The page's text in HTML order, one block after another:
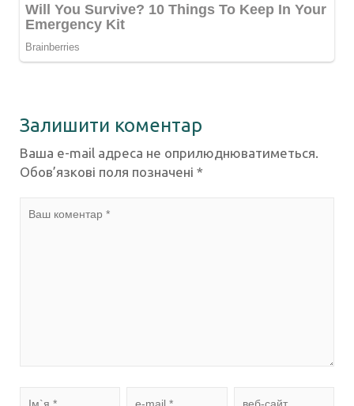
Залишити коментар
Ваша e-mail адреса не оприлюднюватиметься.
Обов’язкові поля позначені *